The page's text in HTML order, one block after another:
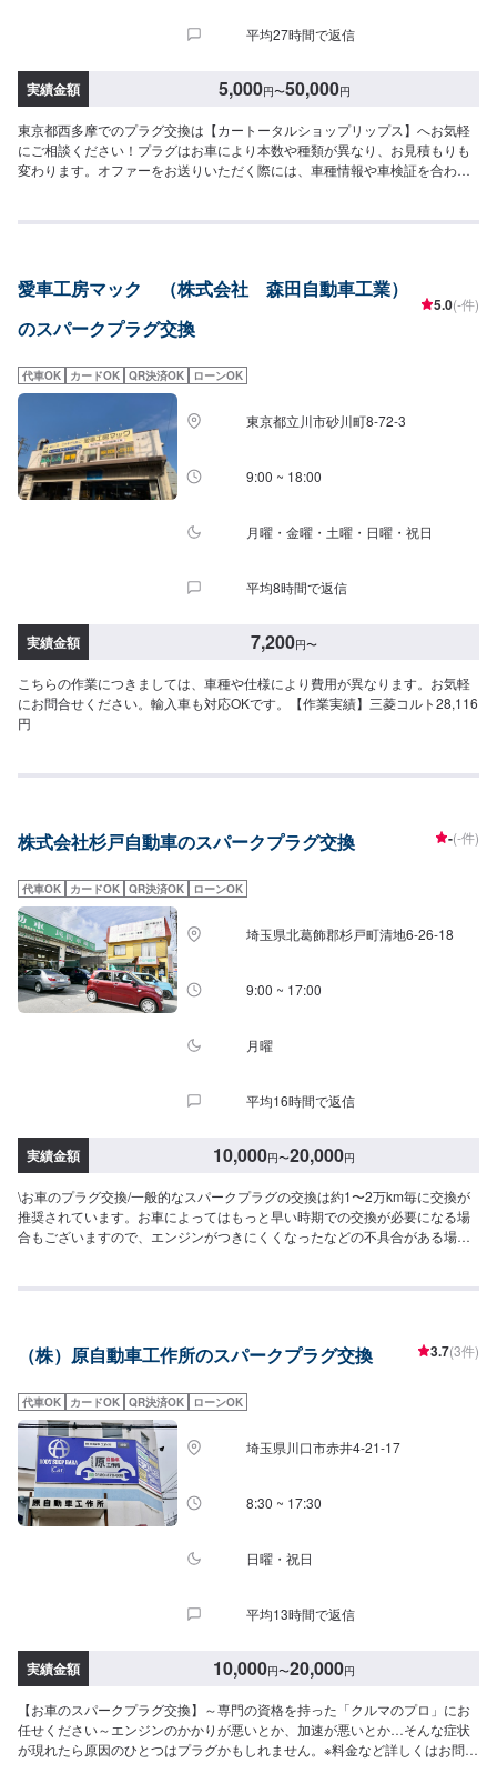
平均27時間で返信
実績金額 5,000円〜50,000円
東京都西多摩でのプラグ交換は【カートータルショップリップス】へお気軽
にご相談ください！プラグはお車により本数や種類が異なり、お見積もりも
変わります。オファーをお送りいただく際には、車種情報や車検証を合わせ
れいに”修理いたします。国産車はもちろん、輸入車も修理経験豊富です。修
>◾国産車はもちろん、輸入車も修理経験豊富！◾修理内容やお見積もりの金額
内容について、丁寧にご説明いたします◾リサイクルパ−ツ使用により価格を
安くすることも可能です！【1】オファーにてお問い合わせ【2】お見積り
について】納得していただけるお見積りから、無料代車のご用意まで自社ス
タッフが責任をもってお受けします。お車の作業中は代車をご利用くださ
い。※代車の燃料代はお客様にご負担いただいております。【定休日・営業時
間】定休日：日曜、祭日、第二土曜日営業時間：8:30〜17:30※看板犬が事務
所内におりますので、重度の犬アレルギーの方はお気をつけください。ま
た、お客様が来店なさった際に少し吠えることがございます。ご了承いただ
けますと幸いです。
愛車工房マック （株式会社 森田自動車工業）
のスパークプラグ交換
5.0(-件)
代車OK カードOK QR決済OK ローンOK
東京都立川市砂川町8-72-3
9:00 ~ 18:00
月曜・金曜・土曜・日曜・祝日
平均8時間で返信
実績金額 7,200円〜
こちらの作業につきましては、車種や仕様により費用が異なります。お気軽
にお問合せください。輸入車も対応OKです。【作業実績】三菱コルト28,116
円
株式会社杉戸自動車のスパークプラグ交換 -(-件)
代車OK カードOK QR決済OK ローンOK
埼玉県北葛飾郡杉戸町清地6-26-18
9:00 ~ 17:00
月曜
平均16時間で返信
実績金額 10,000円〜20,000円
\お車のプラグ交換/一般的なスパークプラグの交換は約1〜2万km毎に交換が
推奨されています。お車によってはもっと早い時期での交換が必要になる場
合もございますので、エンジンがつきにくくなったなどの不具合がある場合
葛飾郡杉戸町の株式会社杉戸自動車<輸入車オーナー様へ>もっとクルマを楽
とで、もしかしたら1回分のドライブ費用が捻出できるかもしれませんし、別
ちはクルマを所有する喜びや楽しみを感じていただけるように努めます。<料
金目安>技術料は2,200円～になります。【スパークプラグ交換】通常プラグ
572円/1本～・イリジウム1,980円/1本～となります。●タント･ワゴンR･Nシ
リーズ：5,500円〜●ヴィッツ・フィット・マーチ：6,600円〜●カローラ・レ
ガシーティーダ：7,700円〜●マークX・オデッセイ・ボクシー：8,800円〜●
アルファード・エルグランド：8,800円〜●ベンツA/B･BMW1･VWポロなど：
16,500円〜●ベンツC･BMW3･VWゴルフなど：18,150円〜●ベンツE･
21,450円〜●ベンツG･BMWX･VWトゥアレグなど：23,100円〜【プラグコー
BMW5/6･VWパサートなど：26,400円〜●ベンツS･BMW7･Audi7/8など：
ョンコイル交換】イグニッションコイル8,800円～になります。●国産車：
44,000円〜●ベンツA/B･BMW1･VWポロなど：46,200円〜●ベンツC･BMW3･
円〜●ベンツS･BMW7･Audi7/8など：60,060円〜●ベンツG･BMWX･VWトゥ
アレグなど：64,680円〜<パーツ持ち込み可能>パーツ持ち込みも可能です。
持ち込みの場合はオファーにて、部品の詳細や車種情報をお送りください。
（株）原自動車工作所のスパークプラグ交換 3.7(3件)
代車OK カードOK QR決済OK ローンOK
埼玉県川口市赤井4-21-17
8:30 ~ 17:30
日曜・祝日
平均13時間で返信
実績金額 10,000円〜20,000円
【お車のスパークプラグ交換】～専門の資格を持った「クルマのプロ」にお
任せください～エンジンのかかりが悪いとか、加速が悪いとか…そんな症状
が現れたら原因のひとつはプラグかもしれません。※料金など詳しくはお問合